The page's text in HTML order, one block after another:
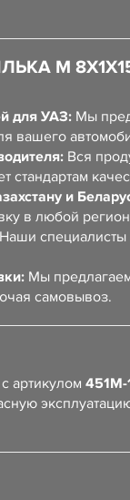
М
для УАЗ: Мы
вашего
Вся
стандартам
и
в любой
Наши специалисты
Мы
самовывоз.
с артикулом 451М-